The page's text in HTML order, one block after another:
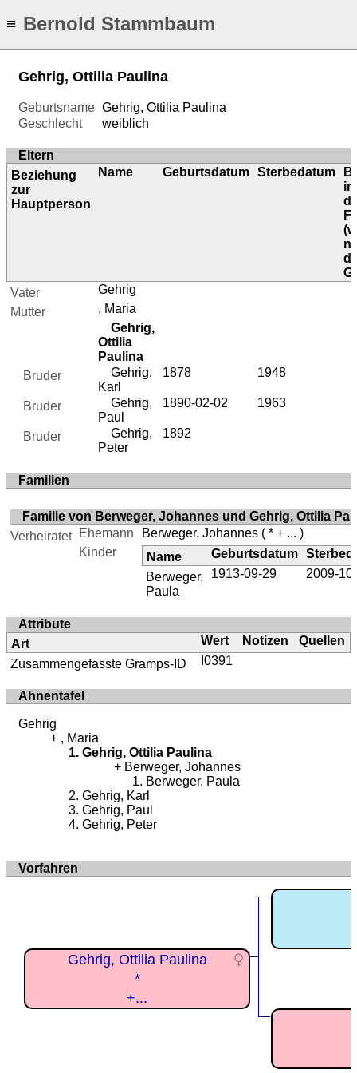
≡ Bernold Stammbaum
Gehrig, Ottilia Paulina
Geburtsname Gehrig, Ottilia Paulina
Geschlecht
weiblich
Eltern
Beziehung
zur
Hauptperson
Name Geburtsdatum Sterbedatum
Vater
Gehrig
Mutter
, Maria
Gehrig,
Ottilia
Paulina
Bruder
Gehrig,
Karl
1878 1948
Bruder
Gehrig,
Paul
1890-02-02 1963
Bruder
Gehrig,
Peter
1892
Familien
Familie von Berweger, Johannes und Gehrig, Ottilia
Verheiratet
Ehemann Berweger, Johannes ( * + ... )
Kinder
Name Geburtsdatum
Berweger,
Paula
1913-09-29 2009-
Attribute
Art
Wert Notizen
Quellen
Zusammengefasste Gramps-ID
I0391
Ahnentafel
Gehrig
, Maria
Gehrig, Ottilia Paulina
Berweger, Johannes
Berweger, Paula
Gehrig, Karl
Gehrig, Paul
Gehrig, Peter
Vorfahren
Gehrig, Ottilia Paulina
*
+...